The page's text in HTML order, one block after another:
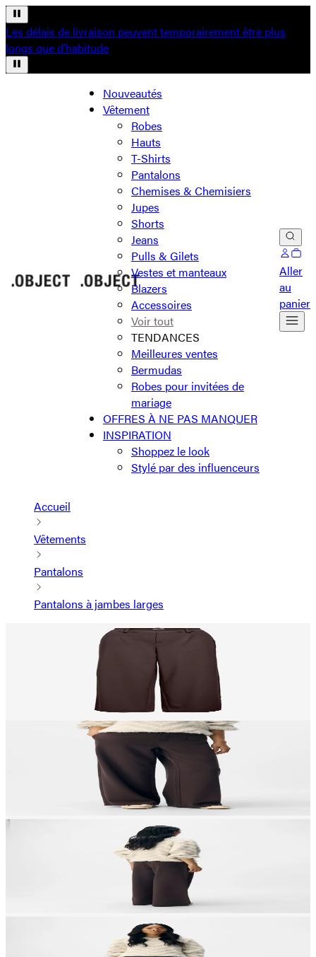
Les délais de livraison peuvent temporairement être plus
longs que d’habitude
Nouveautés
Vêtement
Robes
Hauts
T-Shirts
Pantalons
Chemises & Chemisiers
Jupes
Shorts
Jeans
Pulls & Gilets
Vestes et manteaux
Blazers
Accessoires
Voir tout
TENDANCES
Meilleures ventes
Bermudas
Robes pour invitées de
mariage
OFFRES À NE PAS MANQUER
INSPIRATION
Shoppez le look
Stylé par des influenceurs
Aller
au
panier
Accueil
Vêtements
Pantalons
Pantalons à jambes larges